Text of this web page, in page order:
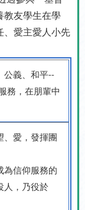
教友學生在學
、愛主愛人小先
公義、和平--
務，在朋輩中
、愛，發揮團
為信仰服務的
人，乃役於